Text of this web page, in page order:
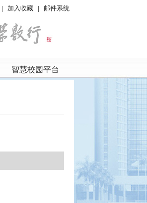
| 加入收藏 | 邮件系统
智慧校园平台